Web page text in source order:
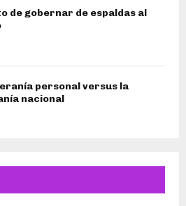
de gobernar de espaldas al
personal versus la
nacional